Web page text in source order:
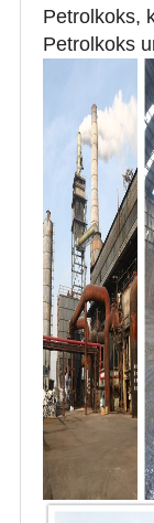
Petrolkoks,
Petrolkoks